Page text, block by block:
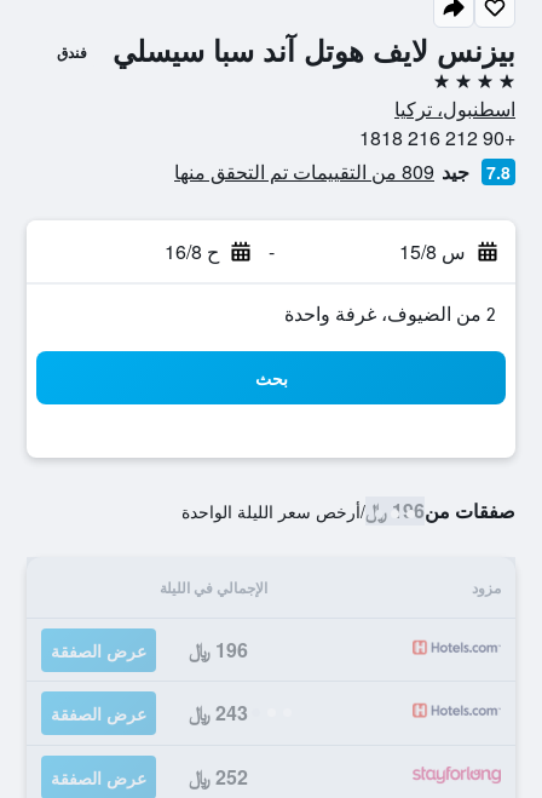
بيزنس لايف هوتل آند سبا سيسلي فندق
4 نجوم
اسطنبول، تركيا
+90 212 216 1818
7.8 جيد 809 من التقييمات تم التحقق منها
س 15/8 - ح 16/8
2 من الضيوف، غرفة واحدة
بحث
صفقات من196 ﷼ /أرخص سعر الليلة الواحدة
مزود الإجمالي في الليلة
196 ﷼ عرض الصفقة
243 ﷼ عرض الصفقة
252 ﷼ عرض الصفقة